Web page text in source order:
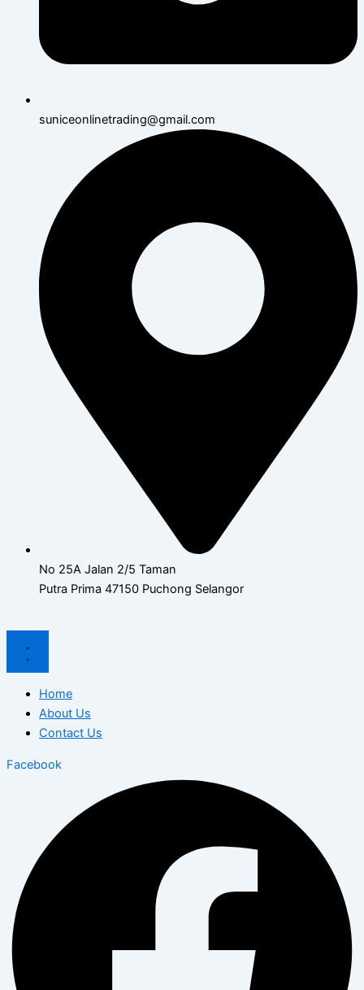
suniceonlinetrading@gmail.com
No 25A Jalan 2/5 Taman
Putra Prima 47150 Puchong Selangor
Home
About Us
Contact Us
Facebook